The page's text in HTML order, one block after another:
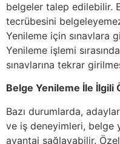
belgeler talep edilebilir.
tecrübesini
Yenileme için sınavlara
Yenileme işlemi
sınavlarına tekrar
Belge Yenileme İle İlgili
Bazı durumlarda,
ve iş deneyimleri, belge
avantaj sağlayabilir.